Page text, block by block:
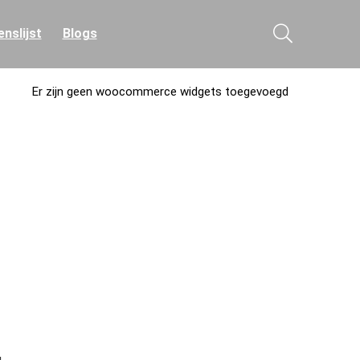
Blogs
Er zijn geen woocommerce widgets toegevoegd